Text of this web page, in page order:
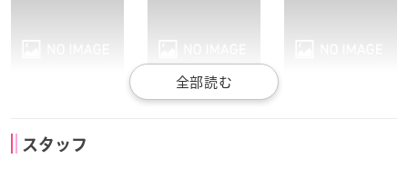
水瀬いのり
声優：西本りみ
スタッフ